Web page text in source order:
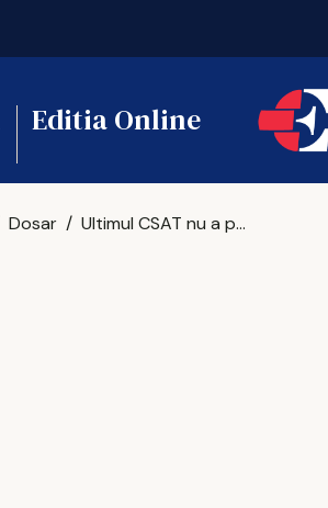
Editia Online
Dosar Ultimul CSAT nu a prezentat NICIO dovadă pentru implicarea Rusiei în alegerile prezidențiale anulate